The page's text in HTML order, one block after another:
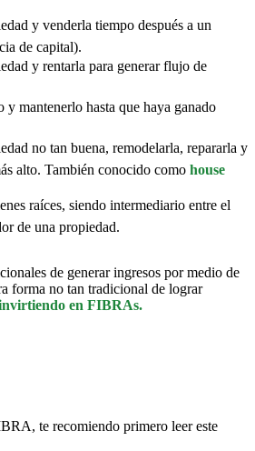
y venderla tiempo después a un
de capital).
y rentarla para generar flujo de
mantenerlo hasta que haya ganado
no tan buena, remodelarla, repararla y
alto. También conocido como house
raíces, siendo intermediario entre el
de una propiedad.
de generar ingresos por medio de
forma no tan tradicional de lograr
en FIBRAs.
te recomiendo primero leer este